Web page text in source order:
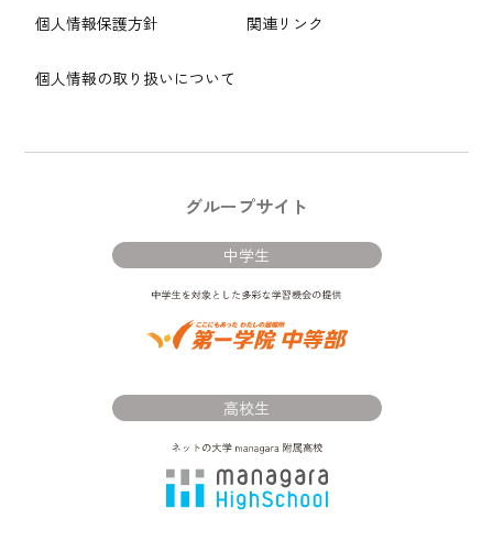
個人情報保護方針
個人情報の取り扱いについて
関連リンク
グループサイト
中学生
高校生